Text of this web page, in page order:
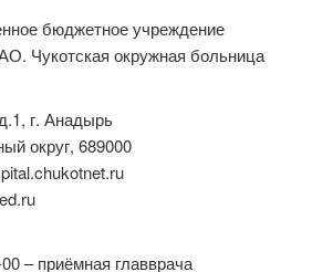
бюджетное учреждение
Чукотская окружная больница
г. Анадырь
округ, 689000
– приёмная главврача